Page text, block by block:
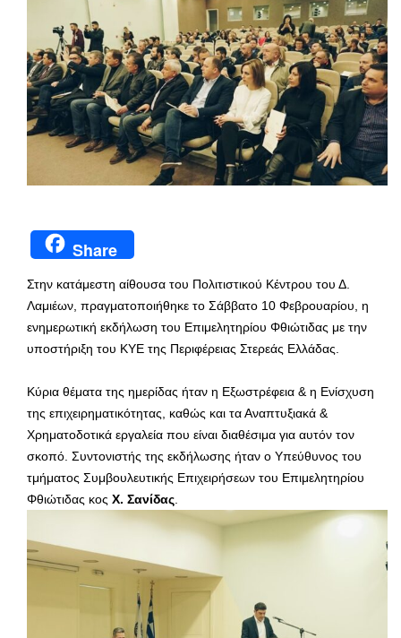
Share
Στην κατάμεστη αίθουσα του Πολιτιστικού Κέντρου του Δ.
Λαμιέων, πραγματοποιήθηκε το Σάββατο 10 Φεβρουαρίου, η
ενημερωτική εκδήλωση του Επιμελητηρίου Φθιώτιδας με την
υποστήριξη του ΚΥΕ της Περιφέρειας Στερεάς Ελλάδας.
Κύρια θέματα της ημερίδας ήταν η Εξωστρέφεια & η Ενίσχυση
της επιχειρηματικότητας, καθώς και τα Αναπτυξιακά &
Χρηματοδοτικά εργαλεία που είναι διαθέσιμα για αυτόν τον
σκοπό. Συντονιστής της εκδήλωσης ήταν ο Υπεύθυνος του
τμήματος Συμβουλευτικής Επιχειρήσεων του Επιμελητηρίου
Φθιώτιδας κος Χ. Σανίδας